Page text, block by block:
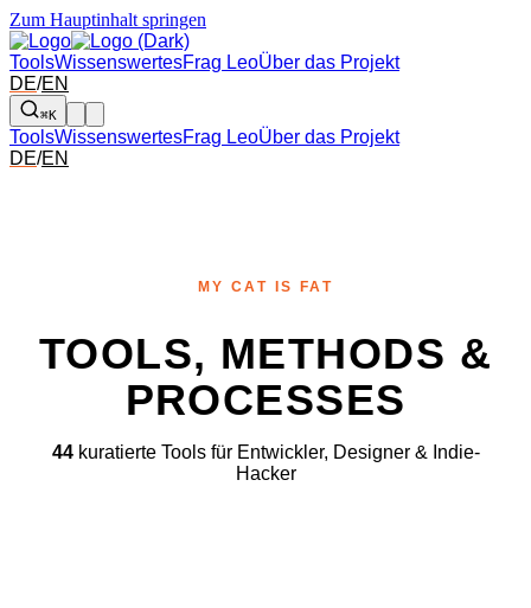
Zum Hauptinhalt springen
ToolsWissenswertesFrag LeoÜber das Projekt
DE/EN
⌘K
ToolsWissenswertesFrag LeoÜber das Projekt
DE/EN
MY CAT IS FAT
TOOLS, METHODS &
PROCESSES
44kuratierte Tools für Entwickler, Designer & Indie-
Hacker